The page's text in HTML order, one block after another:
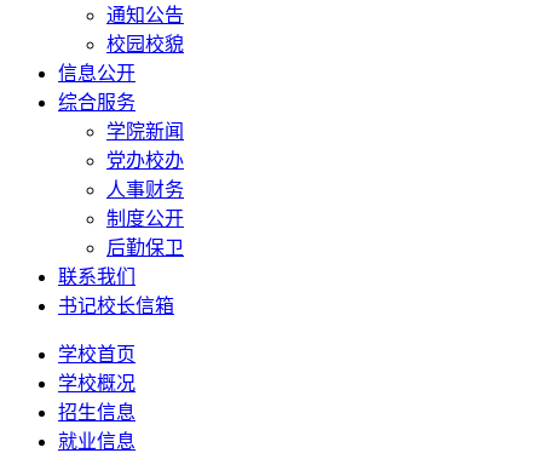
通知公告
校园校貌
信息公开
综合服务
学院新闻
党办校办
人事财务
制度公开
后勤保卫
联系我们
书记校长信箱
学校首页
学校概况
招生信息
就业信息